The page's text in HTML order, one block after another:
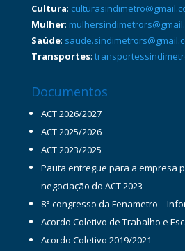
Cultura:
Mulher:
Saúde:
Transportes:
Documentos
ACT 2026/2027
ACT 2025/2026
ACT 2023/2025
Pauta entregue para a empresa
negociação do ACT 2023
8° congresso da Fenametro –
Acordo Coletivo de Trabalho e
Acordo Coletivo 2019/2021